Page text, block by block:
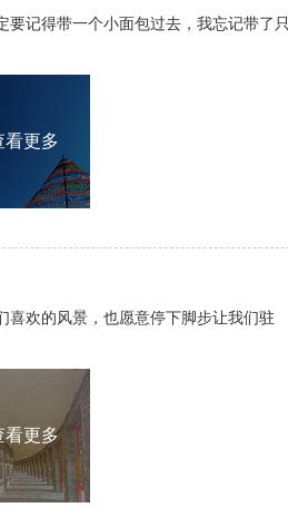
记得带一个小面包过去，我忘记带了只
看更多
喜欢的风景，也愿意停下脚步让我们驻
看更多